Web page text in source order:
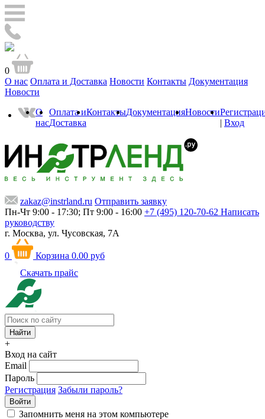
0
О нас Оплата и Доставка Новости Контакты Документация
Новости
О
нас
Оплата и
Доставка
КонтактыДокументацияНовости
| Вход
zakaz@instrland.ru Отправить заявку
Пн-Чт 9:00 - 17:30; Пт 9:00 - 16:00 +7 (495) 120-70-62 Написать
руководству
г. Москва, ул. Чусовская, 7А
0 Корзина 0.00 руб
Скачать прайс
+
Вход на сайт
Email
Пароль
Регистрация Забыли пароль?
Войти
Запомнить меня на этом компьютере